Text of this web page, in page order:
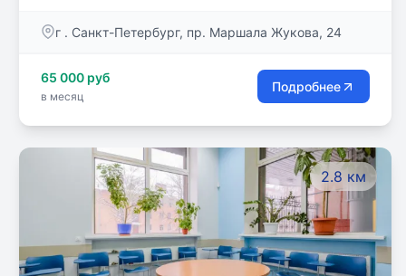
для полной самореализации в современном
развитие.
г . Санкт-Петербург, пр. Маршала Жукова, 24
65 000 руб
в месяц
Подробнее
2.8 км